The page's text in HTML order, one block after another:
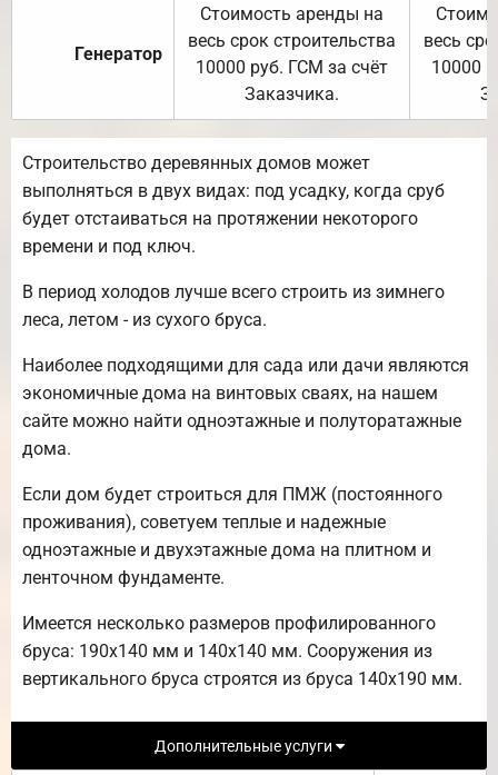
Генератор
Стоимость аренды на
весь срок строительства
10000 руб. ГСМ за счёт
Заказчика.
весь
10000
Строительство деревянных домов может
выполняться в двух видах: под усадку, когда сруб
будет отстаиваться на протяжении некоторого
времени и под ключ.
В период холодов лучше всего строить из зимнего
леса, летом - из сухого бруса.
Наиболее подходящими для сада или дачи являются
экономичные дома на винтовых сваях, на нашем
сайте можно найти одноэтажные и полуторатажные
дома.
Если дом будет строиться для ПМЖ (постоянного
проживания), советуем теплые и надежные
одноэтажные и двухэтажные дома на плитном и
ленточном фундаменте.
Имеется несколько размеров профилированного
бруса: 190х140 мм и 140х140 мм. Сооружения из
вертикального бруса строятся из бруса 140х190 мм.
Дополнительные услуги